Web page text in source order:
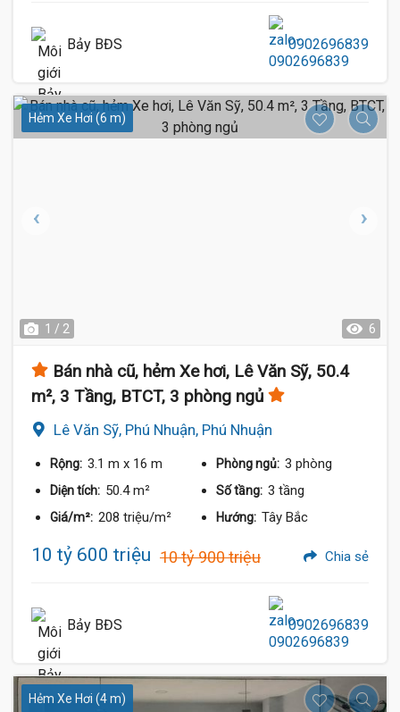
Bảy BĐS 0902696839
Hẻm Xe Hơi (6 m)
1 / 2 6
Bán nhà cũ, hẻm Xe hơi, Lê Văn Sỹ, 50.4
m², 3 Tầng, BTCT, 3 phòng ngủ
Lê Văn Sỹ, Phú Nhuận, Phú Nhuận
Rộng: 3.1 m x 16 m Phòng ngủ: 3 phòng
Diện tích: 50.4 m² Số tầng: 3 tầng
Giá/m²: 208 triệu/m² Hướng: Tây Bắc
10 tỷ 600 triệu 10 tỷ 900 triệu Chia sẻ
Bảy BĐS 0902696839
Hẻm Xe Hơi (4 m)